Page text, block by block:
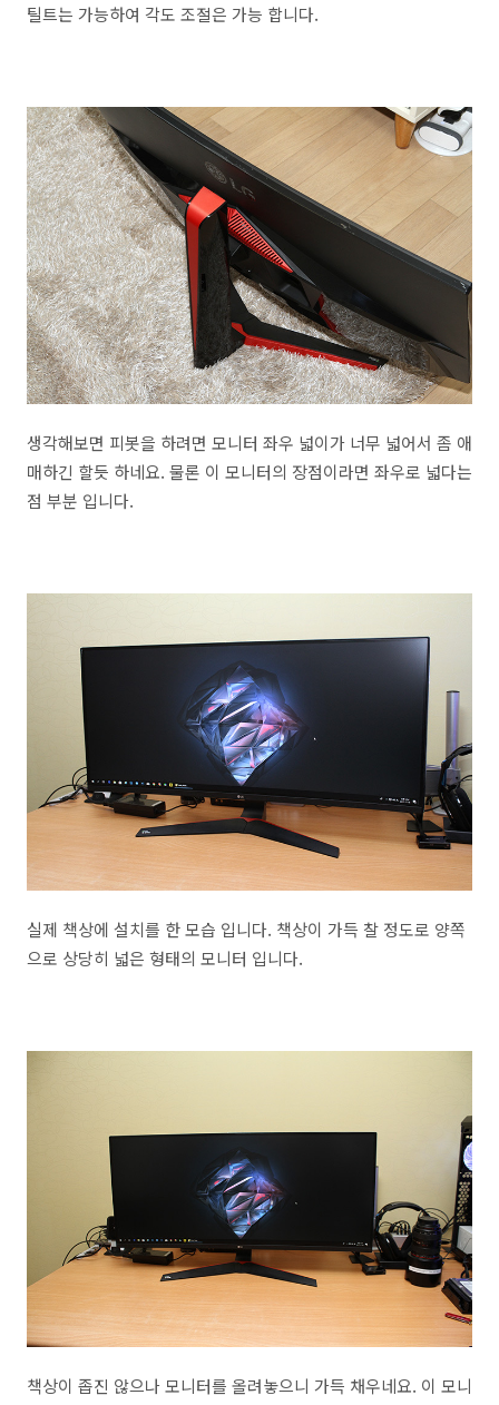
틸트는 가능하여 각도 조절은 가능 합니다.
생각해보면 피봇을 하려면 모니터 좌우 넓이가 너무 넓어서 좀 애
매하긴 할듯 하네요. 물론 이 모니터의 장점이라면 좌우로 넓다는
점 부분 입니다.
실제 책상에 설치를 한 모습 입니다. 책상이 가득 찰 정도로 양쪽
으로 상당히 넓은 형태의 모니터 입니다.
책상이 좁진 않으나 모니터를 올려놓으니 가득 채우네요. 이 모니